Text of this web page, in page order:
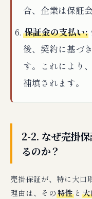
合、企業は保証
保証金の支払い:
後、契約に基づ
す。これにより
補填されます。
2-2. なぜ売掛
るのか？
売掛保証が、特に大口
理由は、その特性 と